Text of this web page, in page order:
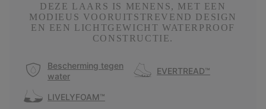
DEZE LAARS IS MENENS, MET EEN
MODIEUS VOORUITSTREVEND DESIGN
EN EEN LICHTGEWICHT WATERPROOF
CONSTRUCTIE.
Bescherming tegen
water
EVERTREAD™
LIVELYFOAM™